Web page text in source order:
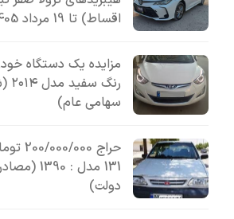
اقساط) تا 19 مرداد 1405
مزایده یک دستگاه
سهامی عام)
حراج
131 مدل :
دولت)